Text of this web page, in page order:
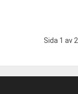
Sida 1 av 2